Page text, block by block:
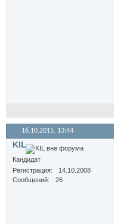
16.10.2015, 13:44
KIL
Кандидат
Регистрация
14.10.2008
Сообщений
26